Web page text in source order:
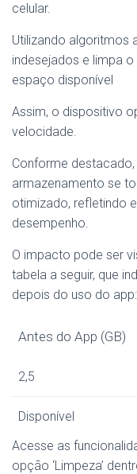
celular.
Utilizando algoritmos
indesejados e limpa
espaço disponível
Assim, o dispositivo
velocidade.
Conforme
armazenamento se
otimizado, refletindo
desempenho.
O impacto pode ser
tabela a seguir, que
depois do uso do app:
Antes do App (GB)
2,5
Disponível
Acesse as
opção ‘Limpeza’